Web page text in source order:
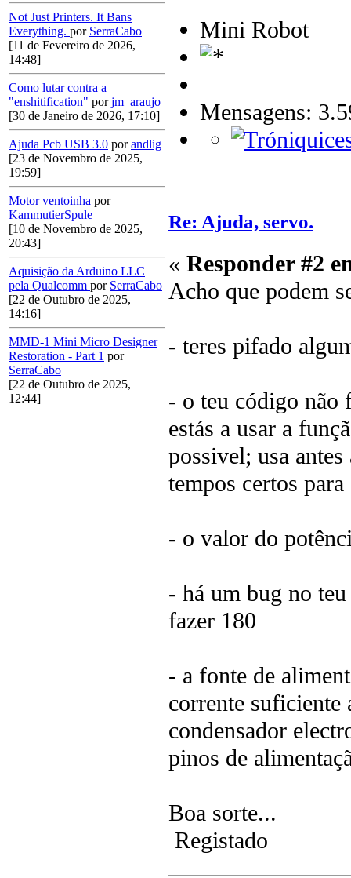
Not Just Printers. It Bans
Everything. por SerraCabo
[11 de Fevereiro de 2026,
14:48]
Como lutar contra a
"enshitification" porjm_araujo
[30 de Janeiro de 2026, 17:10]
Ajuda Pcb USB 3.0 porandlig
[23 de Novembro de 2025,
19:59]
Motor ventoinha por
KammutierSpule
[10 de Novembro de 2025,
20:43]
Aquisição da Arduino LLC
pela Qualcomm por SerraCabo
[22 de Outubro de 2025,
14:16]
MMD-1 Mini Micro Designer
Restoration - Part 1 por
SerraCabo
[22 de Outubro de 2025,
12:44]
Mini Robot
Mensagens:
Re: Ajuda, servo.
« Responder #2
Acho que podem
- teres pifado
- o teu código não
estás a usar a
possivel; usa
tempos certos
- o valor do
- há um bug no
fazer 180
- a fonte de
corrente suficiente
condensador
pinos de
Boa sorte...
Registado